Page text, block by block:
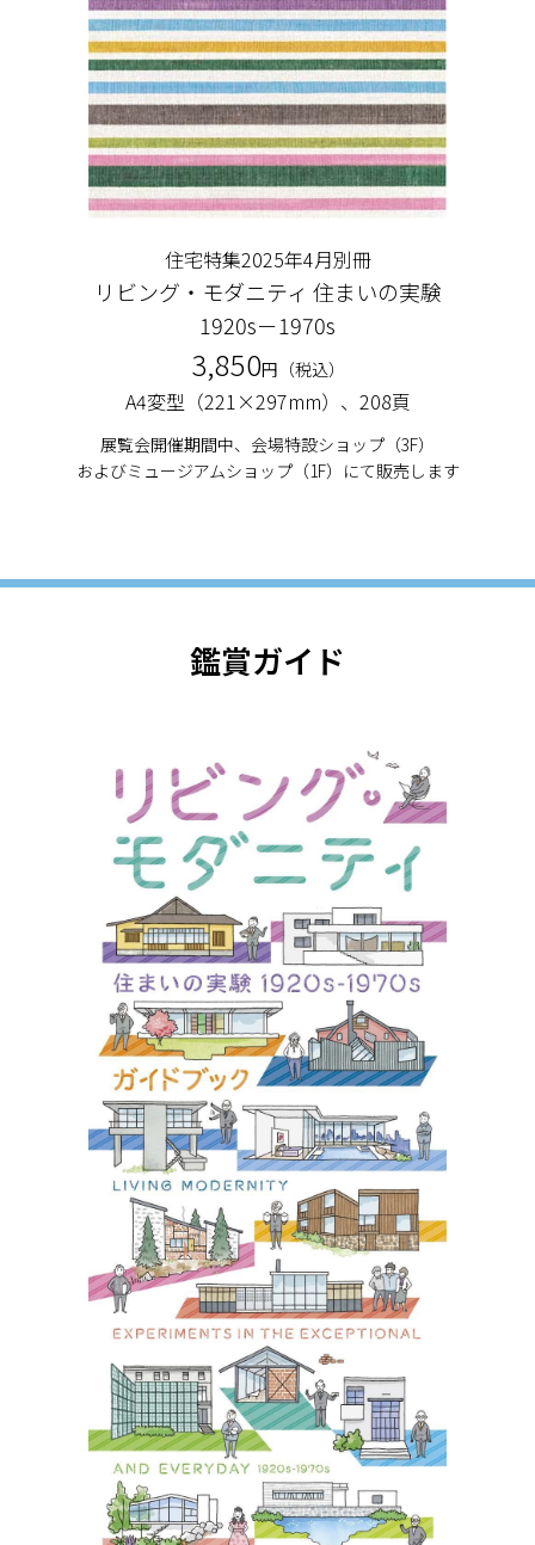
住宅特集2025年4月別冊
リビング・モダニティ 住まいの実験
1920s－1970s
3,850円（税込）
A4変型（221×297mm）、208頁
展覧会開催期間中、会場特設ショップ（3F）
およびミュージアムショップ（1F）にて販売します
鑑賞ガイド